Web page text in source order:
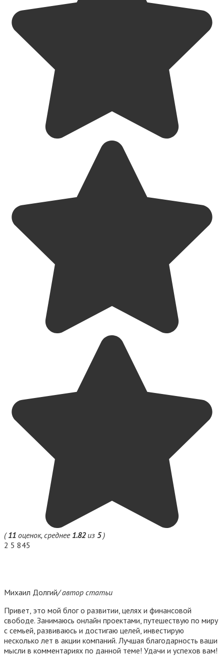
(11 оценок, среднее 1.82из 5)
2 5 845
Михаил Долгий/ автор статьи
Привет, это мой блог о развитии, целях и финансовой
свободе. Занимаюсь онлайн проектами, путешествую по миру
с семьей, развиваюсь и достигаю целей, инвестирую
несколько лет в акции компаний. Лучшая благодарность ваши
мысли в комментариях по данной теме! Удачи и успехов вам!